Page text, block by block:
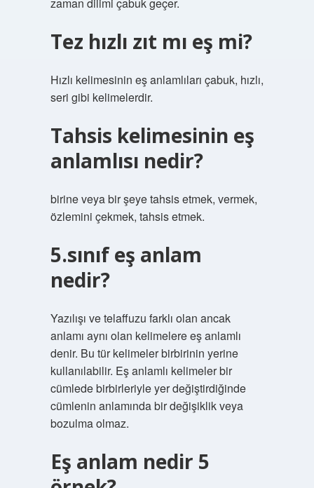
Tez hızlı zıt mı eş mi?
Hızlı kelimesinin eş anlamlıları çabuk, hızlı,
seri gibi kelimelerdir.
Tahsis kelimesinin eş
anlamlısı nedir?
birine veya bir şeye tahsis etmek, vermek,
özlemini çekmek, tahsis etmek.
5.sınıf eş anlam
nedir?
Yazılışı ve telaffuzu farklı olan ancak
anlamı aynı olan kelimelere eş anlamlı
denir. Bu tür kelimeler birbirinin yerine
kullanılabilir. Eş anlamlı kelimeler bir
cümlede birbirleriyle yer değiştirdiğinde
cümlenin anlamında bir değişiklik veya
bozulma olmaz.
Eş anlam nedir 5